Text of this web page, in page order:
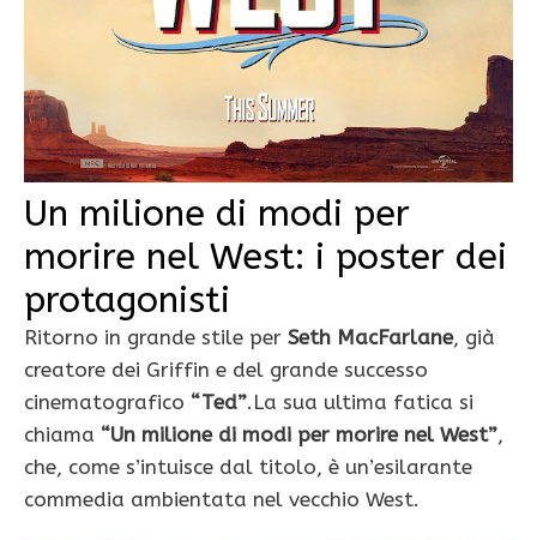
Un milione di modi per
morire nel West: i poster dei
protagonisti
Ritorno in grande stile per Seth MacFarlane, già
creatore dei Griffin e del grande successo
cinematografico “Ted”.La sua ultima fatica si
chiama “Un milione di modi per morire nel West”,
che, come s’intuisce dal titolo, è un’esilarante
commedia ambientata nel vecchio West.